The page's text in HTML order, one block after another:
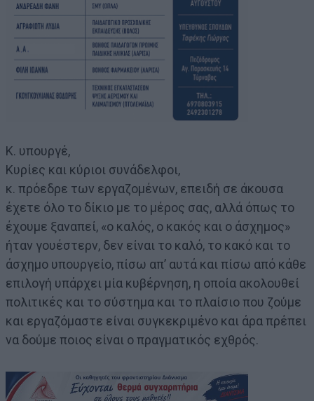
K. υπουργέ,
Κυρίες και κύριοι συνάδελφοι,
κ. πρόεδρε των εργαζομένων, επειδή σε άκουσα
έχετε όλο το δίκιο με το μέρος σας, αλλά όπως το
έχουμε ξαναπεί, «ο καλός, ο κακός και ο άσχημος»
ήταν γουέστερν, δεν είναι το καλό, το κακό και το
άσχημο υπουργείο, πίσω απ’ αυτά και πίσω από κάθε
επιλογή υπάρχει μία κυβέρνηση, η οποία ακολουθεί
πολιτικές και το σύστημα και το πλαίσιο που ζούμε
και εργαζόμαστε είναι συγκεκριμένο και άρα πρέπει
να δούμε ποιος είναι ο πραγματικός εχθρός.